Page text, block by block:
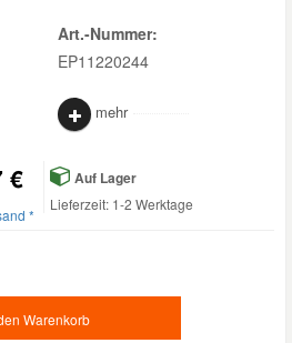
Art.-Nummer:
EP11220244
mehr
€
*
Auf Lager
Lieferzeit: 1-2 Werktage
Warenkorb